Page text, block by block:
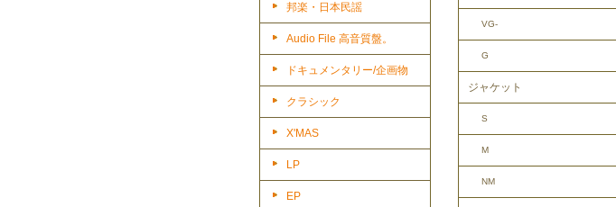
邦楽・日本民謡
Audio File 高音質盤。
ドキュメンタリー/企画物
クラシック
X'MAS
LP
EP
VG-
G
ジャケット
S
M
NM